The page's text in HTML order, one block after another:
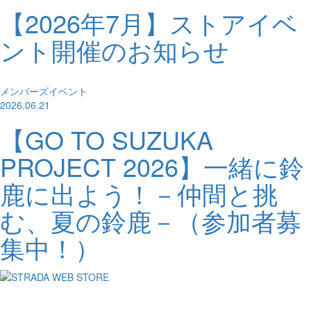
【2026年7月】ストアイベ
ント開催のお知らせ
メンバーズイベント
2026.06.21
【GO TO SUZUKA
PROJECT 2026】一緒に鈴
鹿に出よう！－仲間と挑
む、夏の鈴鹿－（参加者募
集中！）